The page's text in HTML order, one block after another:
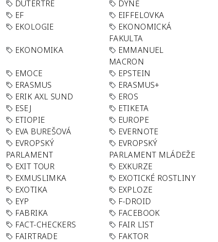
DUTERTRE
DÝNĚ
EF
EIFFELOVKA
EKOLOGIE
EKONOMICKÁ
FAKULTA
EKONOMIKA
EMMANUEL
MACRON
EMOCE
EPSTEIN
ERASMUS
ERASMUS+
ERIK AXL SUND
EROS
ESEJ
ETIKETA
ETIOPIE
EUROPE
EVA BUREŠOVÁ
EVERNOTE
EVROPSKÝ
PARLAMENT
EVROPSKÝ
PARLAMENT MLÁDEŽE
EXIT TOUR
EXKURZE
EXMUSLIMKA
EXOTICKÉ ROSTLINY
EXOTIKA
EXPLOZE
EYP
F-DROID
FABRIKA
FACEBOOK
FACT-CHECKERS
FAIR LIST
FAIRTRADE
FAKTOR